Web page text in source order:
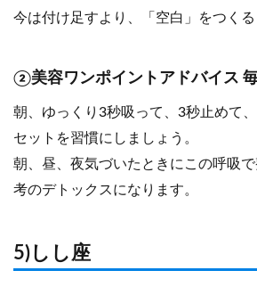
今は付け足すより、「空白」をつくる
②美容ワンポイントアドバイス
朝、ゆっくり3秒吸って、3秒止めて
セットを習慣にしましょう。
朝、昼、夜気づいたときにこの呼吸
考のデトックスになります。
5)しし座